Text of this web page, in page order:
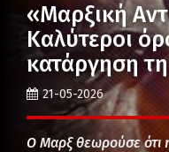
«Μαρξική
Καλύτεροι
κατάργηση
21-05-2026
Ο Μαρξ θεωρούσε ότι